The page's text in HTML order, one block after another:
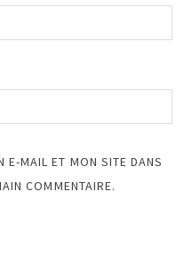
E-MAIL ET MON SITE DANS
COMMENTAIRE.